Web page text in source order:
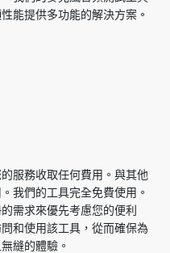
能提供多功能的解決方案。
服務收取任何費用。與其他
我們的工具完全免費使用。
需求來優先考慮您的便利
和使用該工具，從而確保為
縫的體驗。